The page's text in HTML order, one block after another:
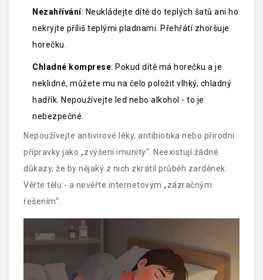
Nezahřívání: Neukládejte dítě do teplých šatů ani ho
nekryjte příliš teplými pladnami. Přehřátí zhoršuje
horečku.
Chladné komprese: Pokud dítě má horečku a je
neklidné, můžete mu na čelo položit vlhký, chladný
hadřík. Nepoužívejte led nebo alkohol - to je
nebezpečné.
Nepoužívejte antivirové léky, antibiotika nebo přírodní
přípravky jako „zvýšení imunity“. Neexistují žádné
důkazy, že by nějaký z nich zkrátil průběh zarděnek.
Věřte tělu - a nevěřte internetovým „zázračným
řešením“.